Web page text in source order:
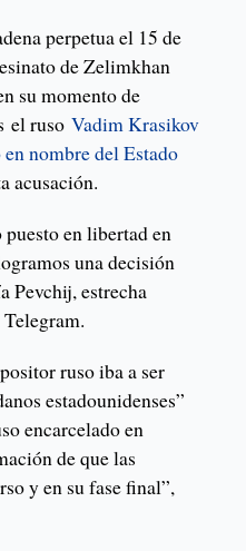
perpetua el 15 de
de Zelimkhan
su momento de
el ruso Vadim Krasikov
nombre del Estado
acusación.
en libertad en
una decisión
Pevchij, estrecha
ruso iba a ser
estadounidenses”
encarcelado en
de que las
y en su fase final”,